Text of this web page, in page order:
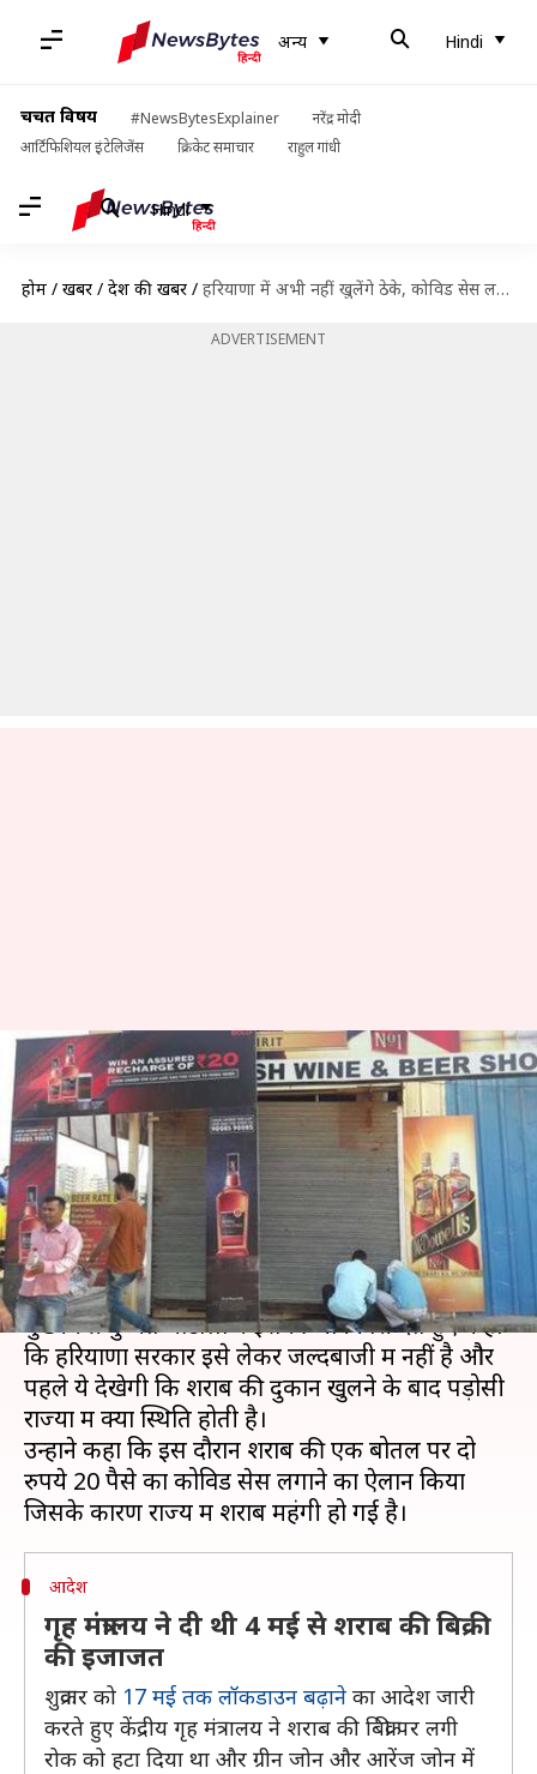
अन्य Hindi
चर्चित विषय #NewsBytesExplainer
नरेंद्र मोदी
आर्टिफिशियल इंटेलिजेंस
क्रिकेट समाचार राहुल गांधी
Hindi
होम / खबरें / देश की खबरें / हरियाणा में अभी नहीं खुलेंगे ठेके, कोविड सेस लगने के कारण महंगी हुई शराब
ADVERTISEMENT
हरियाणा में अभी नहीं खुलेंगे ठेके,
कोविड सेस लगने के कारण महंगी हुई
शराब
लेखन मुकुल तोमर May 03, 2020 04:20 pm
क्या है खबर?
हरियाणा में सोमवार को शराब के ठेके नहीं खुलेंगे। उप
मुख्यमंत्री दुष्यंत चौटाला ने इसकी जानकारी देते हुए कहा
कि हरियाणा सरकार इसे लेकर जल्दबाजी में नहीं है और
पहले ये देखेगी कि शराब की दुकानें खुलने के बाद पड़ोसी
राज्यों में क्या स्थिति होती है।
उन्होंने कहा कि इस दौरान शराब की एक बोतल पर दो
रुपये 20 पैसे का कोविड सेस लगाने का ऐलान किया
आदेश
गृह मंत्रालय ने दी थी 4 मई से शराब की बिक्री
की इजाजत
शुक्रवार को 17 मई तक लॉकडाउन बढ़ाने का आदेश जारी
करते हुए केंद्रीय गृह मंत्रालय ने शराब की बिक्री पर लगी
रोक को हटा दिया था और ग्रीन जोन और आरेंज जोन में